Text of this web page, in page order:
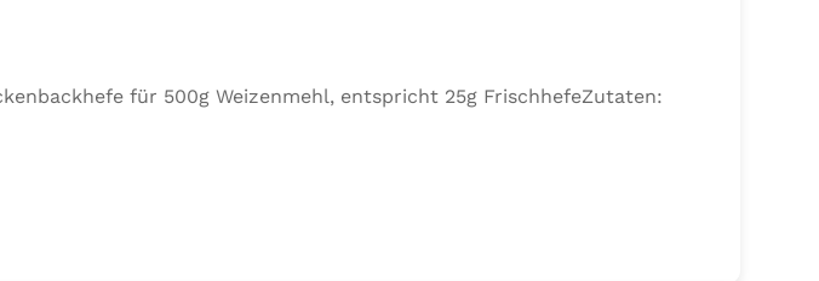
für 500g Weizenmehl, entspricht 25g FrischhefeZutaten: